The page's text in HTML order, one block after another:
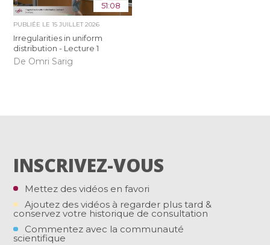
51:08
PUBLIÉE LE15 JUILLET 2026
Irregularities in uniform
distribution - Lecture 1
De Omri Sarig
INSCRIVEZ-VOUS
Mettez des vidéos en favori
Ajoutez des vidéos à regarder plus tard &
conservez votre historique de consultation
Commentez avec la communauté
scientifique